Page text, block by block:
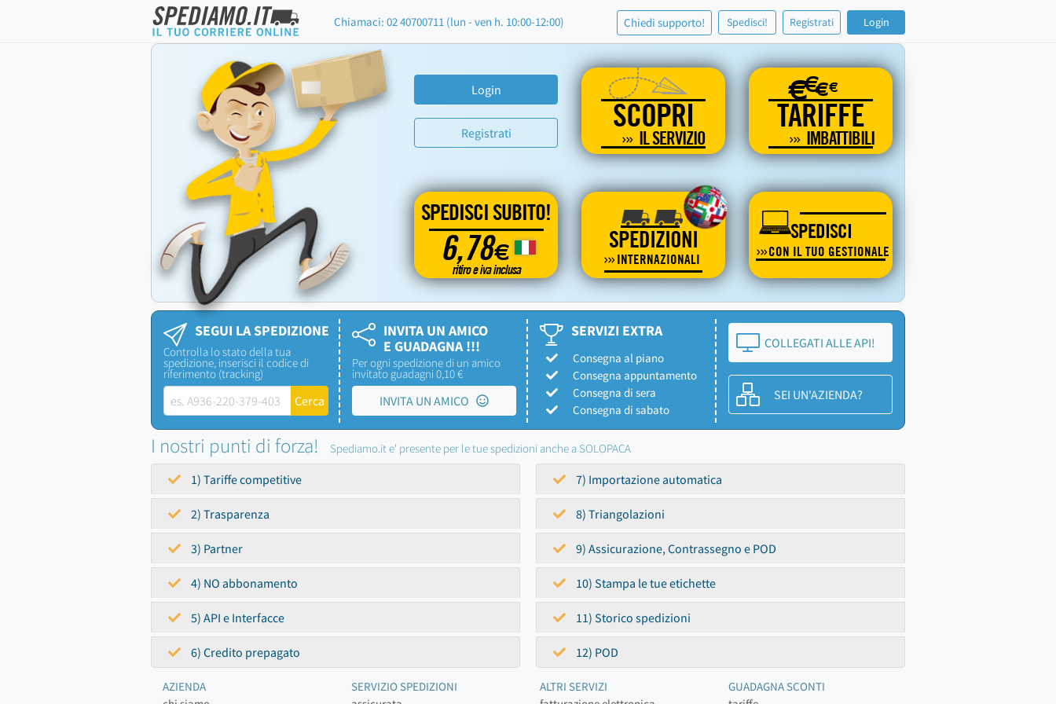
Chiamaci: 02 40700711 (lun - ven h. 10:00-12:00) Chiedi supporto! Spedisci! Registrati Login
Login
Registrati SCOPRI
IL SERVIZIO
€€€€
TARIFFE
IMBATTIBILI
SPEDISCI SUBITO!
6,78€
ritiro e iva inclusa
SPEDIZIONI
INTERNAZIONALI
SPEDISCI
CON IL TUO GESTIONALE
SEGUI LA SPEDIZIONE
Controlla lo stato della tua
spedizione, inserisci il codice di
riferimento (tracking)
INVITA UN AMICO
E GUADAGNA !!!
Per ogni spedizione di un amico
invitato guadagni 0,10 €
INVITA UN AMICO
SERVIZI EXTRA
Consegna al piano
Consegna appuntamento
Consegna di sera
Consegna di sabato
COLLEGATI ALLE API!
SEI UN'AZIENDA?
I nostri punti di forza! Spediamo.it e' presente per le tue spedizioni anche a SOLOPACA
1) Tariffe competitive
2) Trasparenza
3) Partner
4) NO abbonamento
5) API e Interfacce
6) Credito prepagato
7) Importazione automatica
8) Triangolazioni
9) Assicurazione, Contrassegno e POD
10) Stampa le tue etichette
11) Storico spedizioni
12) POD
AZIENDA
SERVIZIO SPEDIZIONI
ALTRI SERVIZI
GUADAGNA SCONTI